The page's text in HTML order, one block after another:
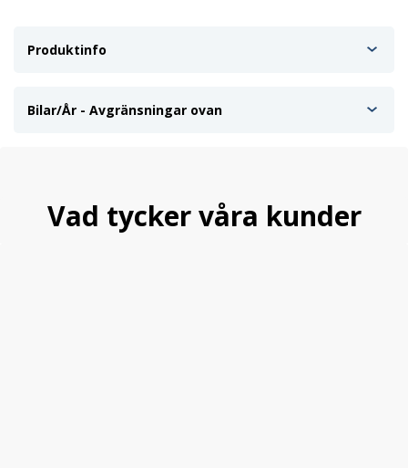
Produktinfo
Bilar/År - Avgränsningar ovan
Vad tycker våra kunder